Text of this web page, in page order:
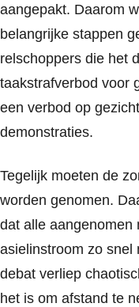
aangepakt. Daarom
belangrijke stappen
relschoppers die het
taakstrafverbod voor
een verbod op
demonstraties.
Tegelijk moeten de
worden genomen.
dat alle aangenomen
asielinstroom zo snel
debat verliep
het is om afstand te